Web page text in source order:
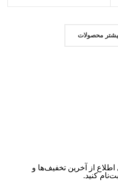
محصولات
اطلاع از آخرین تخفیف‌ها و
کنید.